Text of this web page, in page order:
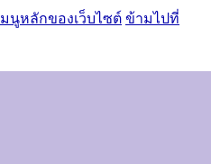
นูหลักของเว็บไซต์ ข้ามไปที่